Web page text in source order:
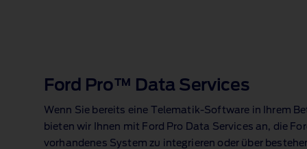
Ford Pro™ Data Services
Wenn Sie bereits eine Telematik‑Software in Ihrem
bieten wir Ihnen mit Ford Pro Data Services an, die
vorhandenes System zu integrieren oder über